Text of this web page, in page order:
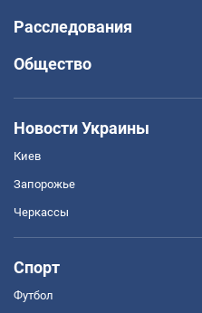
Расследования
Общество
Новости Украины
Киев
Запорожье
Черкассы
Спорт
Футбол